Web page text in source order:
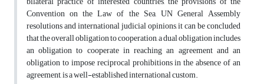
Convention on the Law of the Sea, UN General Assembly
resolutions and international judicial opinions, it can be concluded
that the overall obligation to cooperation, a dual obligation includes
an obligation to cooperate in reaching an agreement and an
obligation to impose reciprocal prohibitions in the absence of an
agreement, is a well-established international custom.